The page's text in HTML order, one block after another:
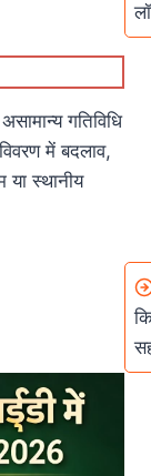
गतिविधि
में बदलाव,
या स्थानीय